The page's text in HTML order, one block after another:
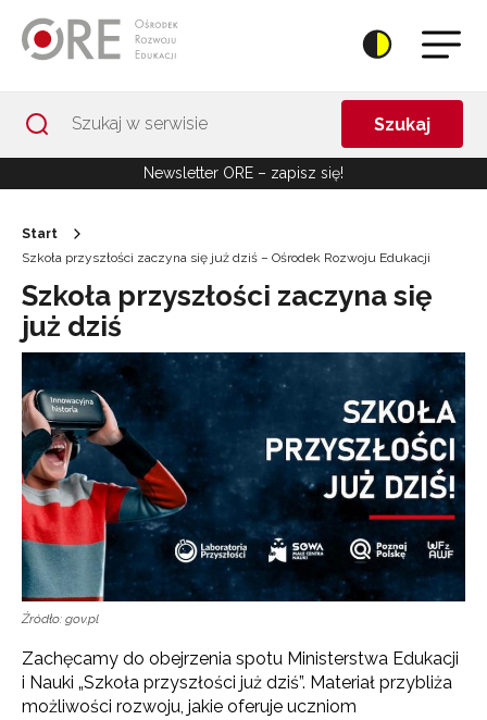
Szukaj
Newsletter ORE – zapisz się!
Start
Szkoła przyszłości zaczyna się już dziś – Ośrodek Rozwoju Edukacji
Szkoła przyszłości zaczyna się
już dziś
Źródło: gov.pl
Zachęcamy do obejrzenia spotu Ministerstwa Edukacji
i Nauki „Szkoła przyszłości już dziś”. Materiał przybliża
możliwości rozwoju, jakie oferuje uczniom